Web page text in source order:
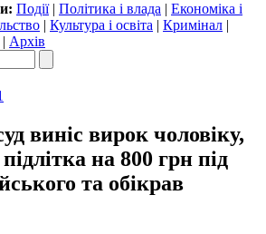
Події| Політика і влада | Економіка і
| Культура і освіта | Кримінал |
| Архів
виніс вирок чоловіку,
на 800 грн під
та обікрав